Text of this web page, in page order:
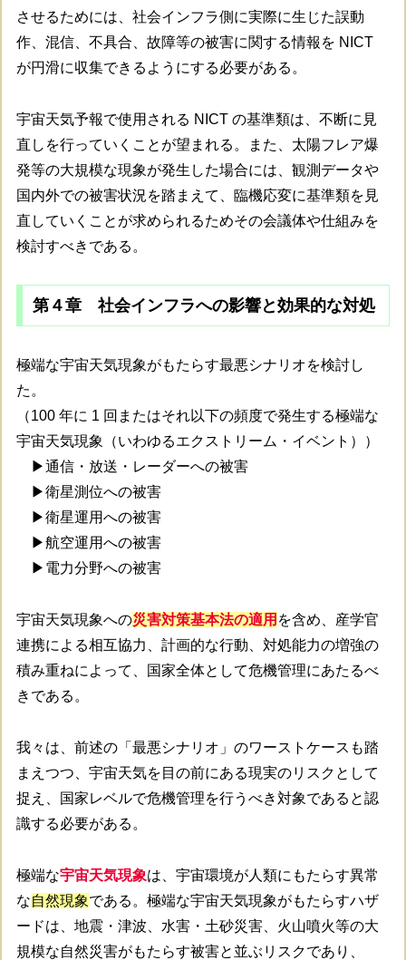
させるためには、社会インフラ側に実際に生じた誤動
作、混信、不具合、故障等の被害に関する情報を NICT
が円滑に収集できるようにする必要がある。
宇宙天気予報で使用される NICT の基準類は、不断に見
直しを行っていくことが望まれる。また、太陽フレア爆
発等の大規模な現象が発生した場合には、観測データや
国内外での被害状況を踏まえて、臨機応変に基準類を見
直していくことが求められるためその会議体や仕組みを
検討すべきである。
第４章 社会インフラへの影響と効果的な対処
極端な宇宙天気現象がもたらす最悪シナリオを検討し
た。
（100 年に 1 回またはそれ以下の頻度で発生する極端な
宇宙天気現象（いわゆるエクストリーム・イベント））
▶通信・放送・レーダーへの被害
▶衛星測位への被害
▶衛星運用への被害
▶航空運用への被害
▶電力分野への被害
宇宙天気現象への災害対策基本法の適用 を含め、産学官
連携による相互協力、計画的な行動、対処能力の増強の
積み重ねによって、国家全体として危機管理にあたるべ
きである。
我々は、前述の「最悪シナリオ」のワーストケースも踏
まえつつ、宇宙天気を目の前にある現実のリスクとして
捉え、国家レベルで危機管理を行うべき対象であると認
識する必要がある。
極端な宇宙天気現象は、宇宙環境が人類にもたらす異常
な自然現象である。極端な宇宙天気現象がもたらすハザ
ードは、地震・津波、水害・土砂災害、火山噴火等の大
規模な自然災害がもたらす被害と並ぶリスクであり、